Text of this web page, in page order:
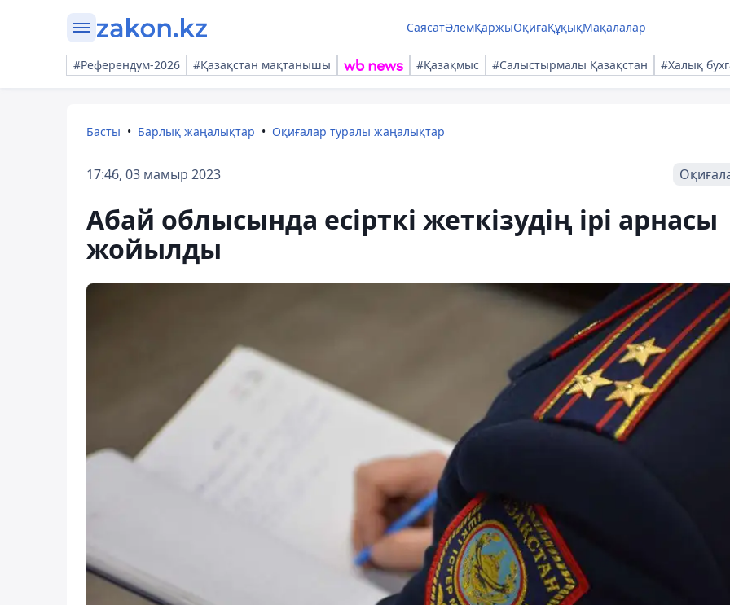
СаясатӘлемҚаржыОқиғаҚұқықМақалалар
#Референдум-2026 #Қазақстан мақтанышы #Қазақмыс #Салыстырмалы Қазақстан #Халық
Басты Барлық жаңалықтар Оқиғалар туралы жаңалықтар
17:46, 03 мамыр 2023
Абай облысында есірткі жеткізудің ірі арнасы
жойылды